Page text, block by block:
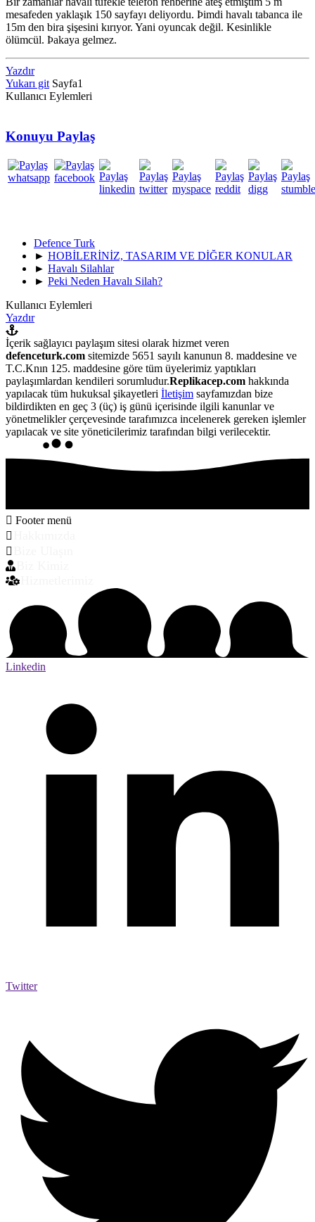
mesafeden yaklaşık 150 sayfayı deliyordu. Þimdi havalı tabanca ile
15m den bira şişesini kırıyor. Yani oyuncak değil. Kesinlikle
ölümcül. Þakaya gelmez.
Yazdır
Yukarı git Sayfa1
Kullanıcı Eylemleri
Konuyu Paylaş
Defence Turk
► HOBİLERİNİZ, TASARIM VE DİĞER KONULAR
► Havalı Silahlar
► Peki Neden Havalı Silah?
Kullanıcı Eylemleri
Yazdır
İçerik sağlayıcı paylaşım sitesi olarak hizmet veren
defenceturk.com sitemizde 5651 sayılı kanunun 8. maddesine ve
T.C.Knın 125. maddesine göre tüm üyelerimiz yaptıkları
paylaşımlardan kendileri sorumludur.Replikacep.com hakkında
yapılacak tüm hukuksal şikayetleri İletişim sayfamızdan bize
bildirdikten en geç 3 (üç) iş günü içerisinde ilgili kanunlar ve
yönetmelikler çerçevesinde tarafımızca incelenerek gereken işlemler
yapılacak ve site yöneticilerimiz tarafından bilgi verilecektir.
Footer menü
Linkedin
Twitter